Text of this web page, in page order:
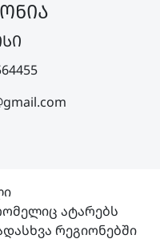
ატარებს
რეგიონებში